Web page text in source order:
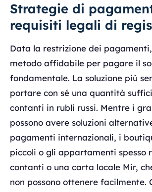
Strategie di
requisiti legali di
Data la restrizione dei
metodo affidabile per pagare il
fondamentale. La soluzione più
portare con sé una quantità
contanti in rubli russi. Mentre i
possono avere soluzioni
pagamenti internazionali, i
piccoli o gli appartamenti spesso
contanti o una carta locale Mir,
non possono ottenere facilmente.